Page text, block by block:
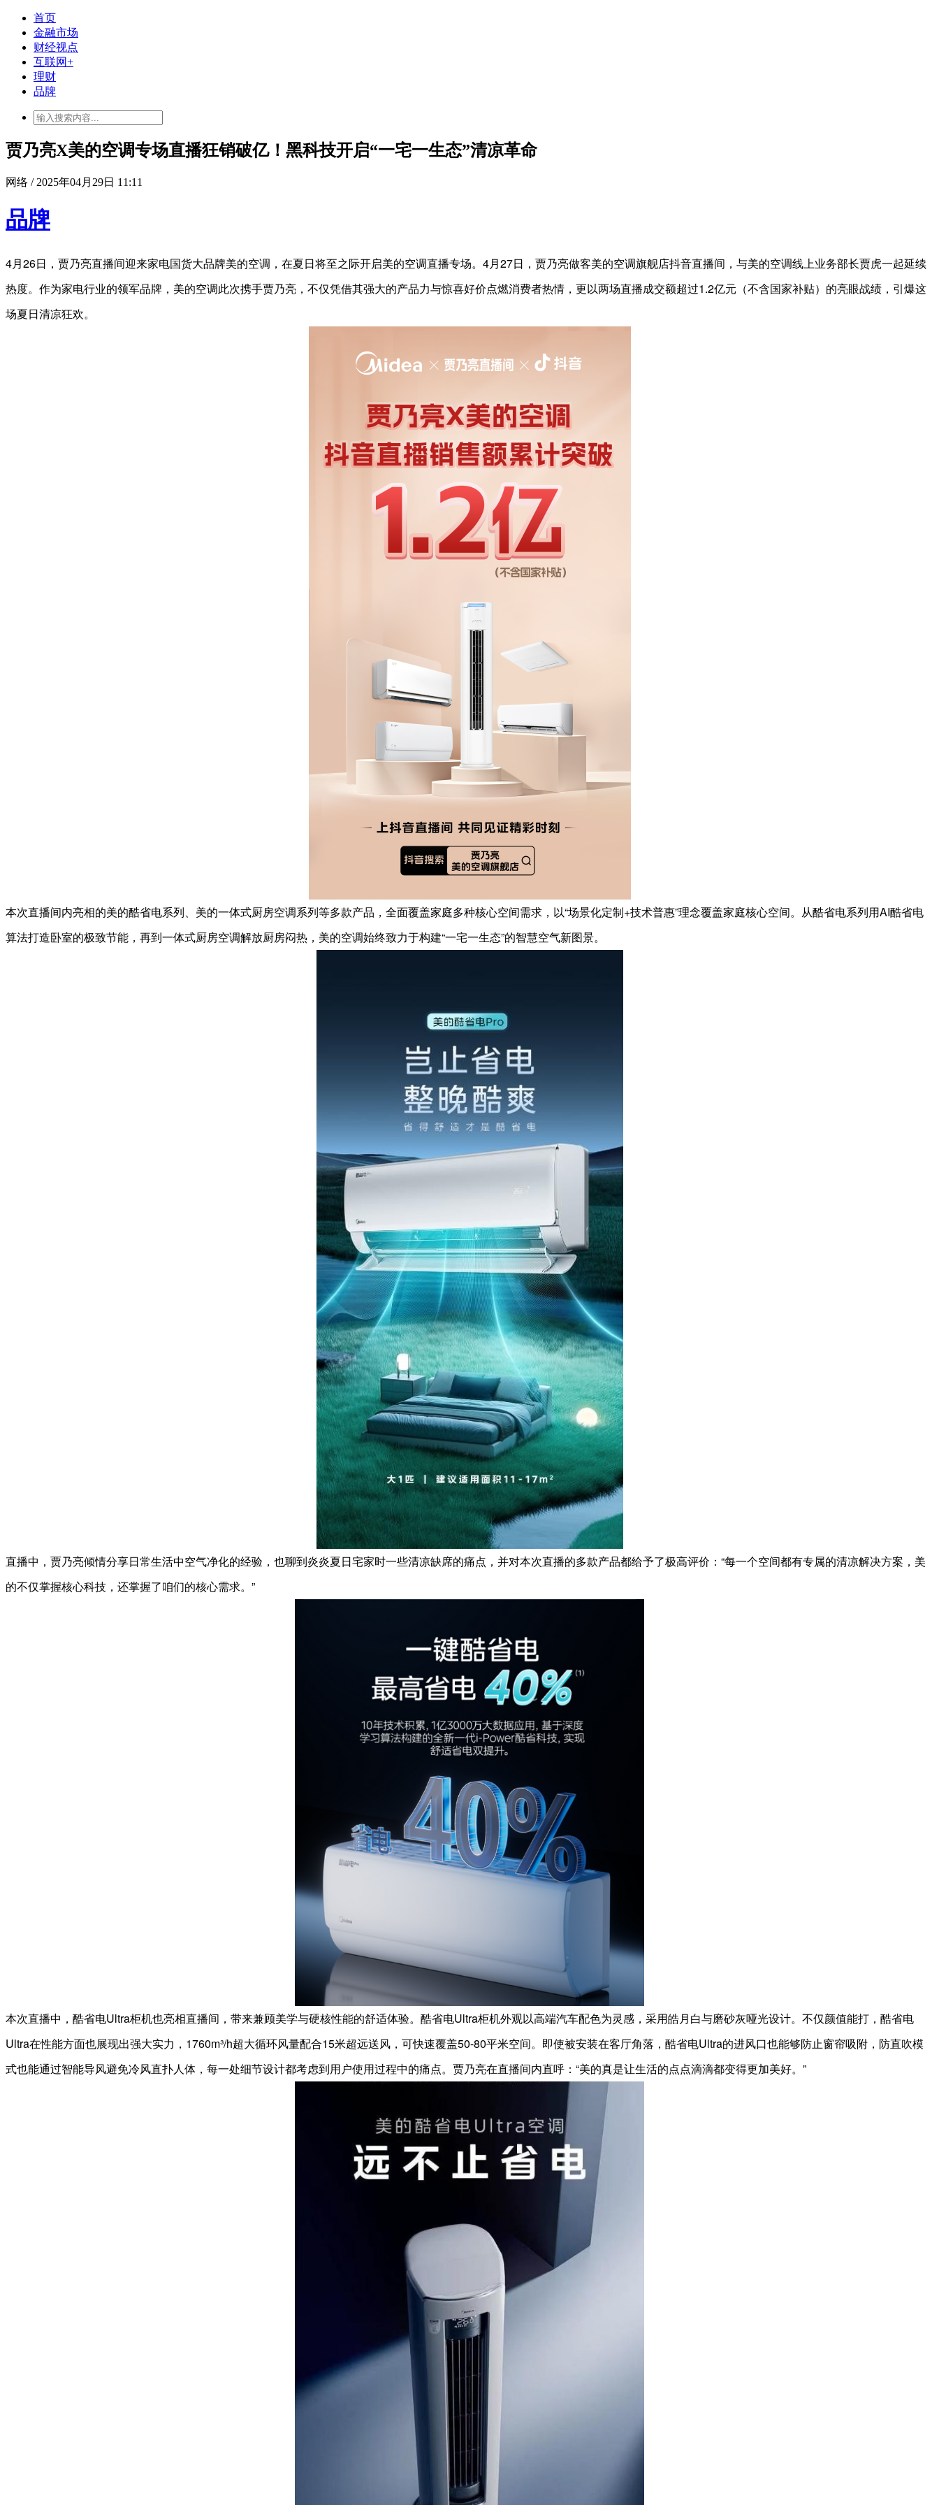
首页
金融市场
财经视点
互联网+
理财
品牌
贾乃亮X美的空调专场直播狂销破亿！黑科技开启“一宅一生态”清凉革命
网络 / 2025年04月29日 11:11
品牌
4月26日，贾乃亮直播间迎来家电国货大品牌美的空调，在夏日将至之际开启美的空调直播专场。4月27日，贾乃亮做客美的空调旗舰店抖音直播间，与美的空调线上业务部长贾虎一起延续
热度。作为家电行业的领军品牌，美的空调此次携手贾乃亮，不仅凭借其强大的产品力与惊喜好价点燃消费者热情，更以两场直播成交额超过1.2亿元（不含国家补贴）的亮眼战绩，引爆这
场夏日清凉狂欢。
本次直播间内亮相的美的酷省电系列、美的一体式厨房空调系列等多款产品，全面覆盖家庭多种核心空间需求，以“场景化定制+技术普惠”理念覆盖家庭核心空间。从酷省电系列用AI酷省电
算法打造卧室的极致节能，再到一体式厨房空调解放厨房闷热，美的空调始终致力于构建“一宅一生态”的智慧空气新图景。
直播中，贾乃亮倾情分享日常生活中空气净化的经验，也聊到炎炎夏日宅家时一些清凉缺席的痛点，并对本次直播的多款产品都给予了极高评价：“每一个空间都有专属的清凉解决方案，美
的不仅掌握核心科技，还掌握了咱们的核心需求。”
本次直播中，酷省电Ultra柜机也亮相直播间，带来兼顾美学与硬核性能的舒适体验。酷省电Ultra柜机外观以高端汽车配色为灵感，采用皓月白与磨砂灰哑光设计。不仅颜值能打，酷省电
Ultra在性能方面也展现出强大实力，1760m³/h超大循环风量配合15米超远送风，可快速覆盖50-80平米空间。即使被安装在客厅角落，酷省电Ultra的进风口也能够防止窗帘吸附，防直吹模
式也能通过智能导风避免冷风直扑人体，每一处细节设计都考虑到用户使用过程中的痛点。贾乃亮在直播间内直呼：“美的真是让生活的点点滴滴都变得更加美好。”